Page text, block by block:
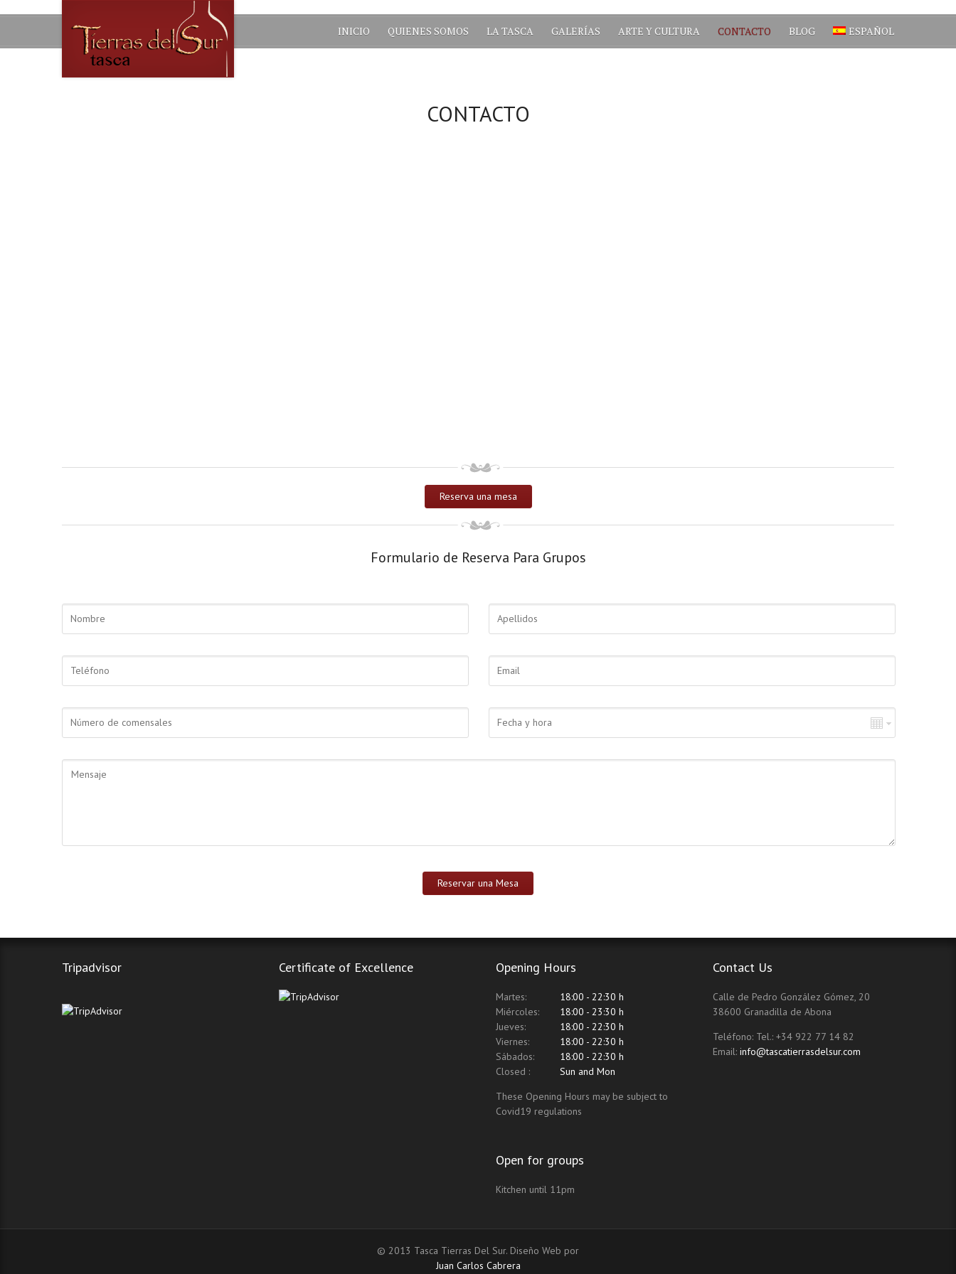
INICIO QUIENES SOMOS LA TASCA GALERÍAS ARTE Y CULTURA CONTACTO BLOG ESPAÑOL
CONTACTO
Reserva una mesa
Formulario de Reserva Para Grupos
Tripadvisor Certificate of Excellence Opening Hours
Martes:
18:00 - 22:30 h
Miércoles:
18:00 - 23:30 h
Jueves:
18:00 - 22:30 h
Viernes:
18:00 - 22:30 h
Sábados:
18:00 - 22:30 h
Closed :
Sun and Mon
These Opening Hours may be subject to
Covid19 regulations
Open for groups
Kitchen until 11pm
Contact Us
Calle de Pedro González Gómez, 20
38600 Granadilla de Abona
Teléfono: Tel.: +34 922 77 14 82
Email: info@tascatierrasdelsur.com
© 2013 Tasca Tierras Del Sur. Diseño Web por
Juan Carlos Cabrera